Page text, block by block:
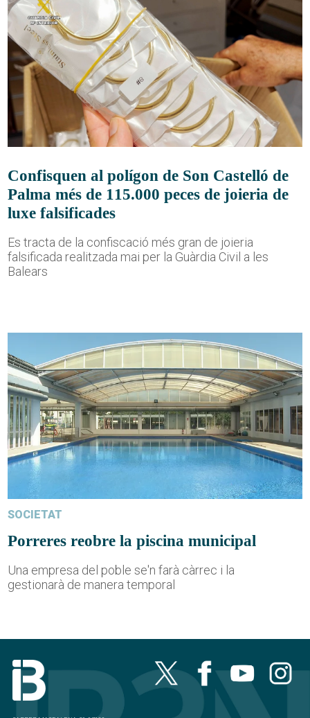
Confisquen al polígon de Son Castelló de
Palma més de 115.000 peces de joieria de
luxe falsificades
Es tracta de la confiscació més gran de joieria
falsificada realitzada mai per la Guàrdia Civil a les
Balears
SOCIETAT
Porreres reobre la piscina municipal
Una empresa del poble se'n farà càrrec i la
gestionarà de manera temporal